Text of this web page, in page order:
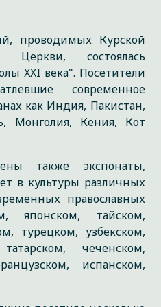
проводимых Курской
Церкви, состоялась
XXI века". Посетители
современное
как Индия, Пакистан,
Монголия, Кения, Кот
также экспонаты,
в культуры различных
православных
японском, тайском,
турецком, узбекском,
чеченском,
испанском,